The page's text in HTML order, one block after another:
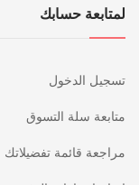
لمتابعة حسابك
تسجيل الدخول
متابعة سلة التسوق
مراجعة قائمة تفضيلاتك